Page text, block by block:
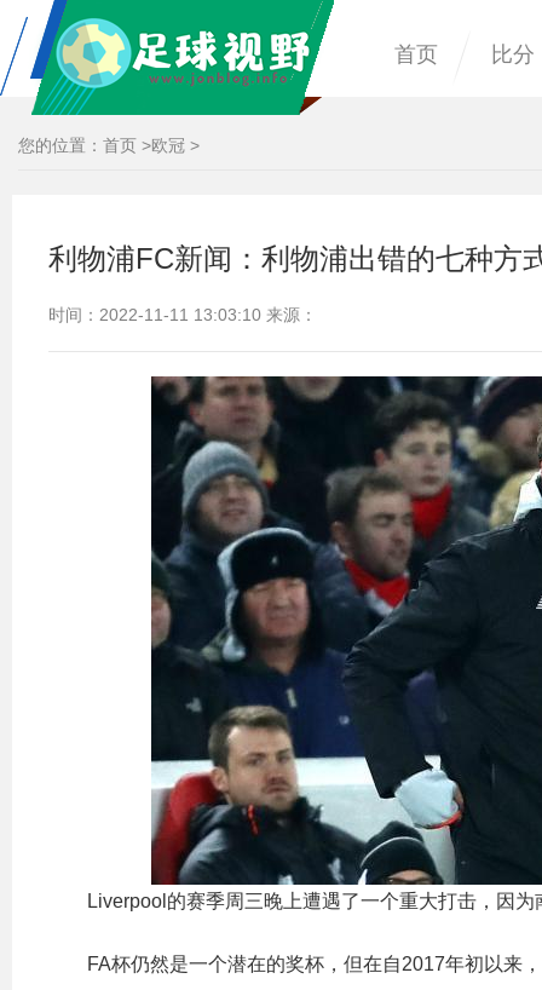
首页 比分
您的位置： 首页 >欧冠 >
利物浦FC新闻：利物浦出错的七种方
时间：2022-11-11 13:03:10 来源：
Liverpool的赛季周三晚上遭遇了一个重大打击，因
FA杯仍然是一个潜在的奖杯，但在自2017年初以来